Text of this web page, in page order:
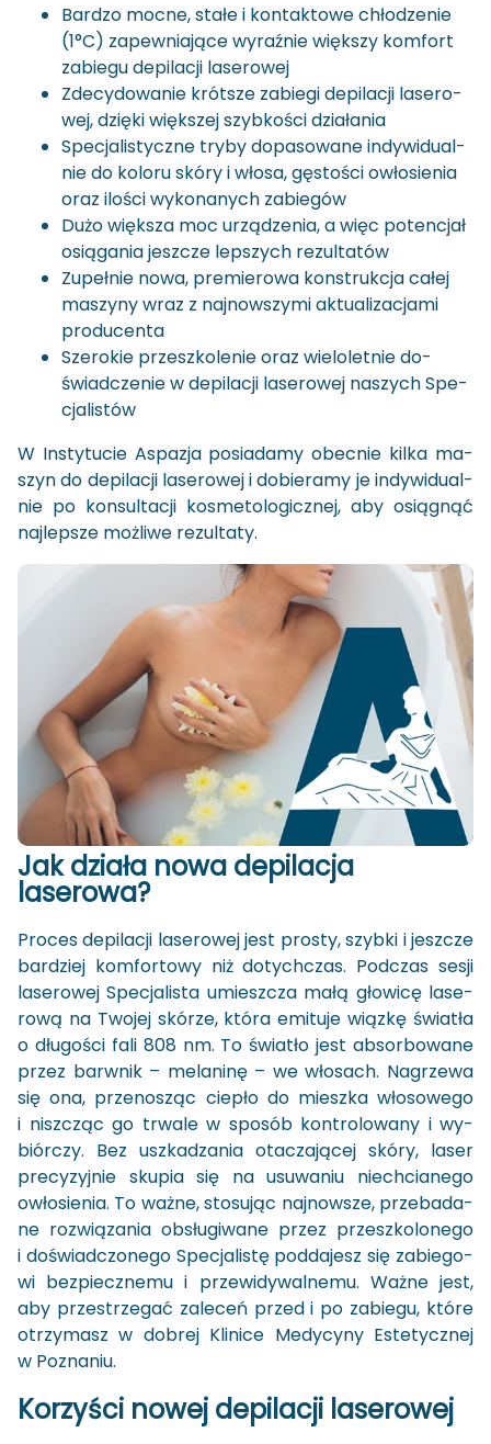
Bar­dzo mocne, stałe i kon­tak­to­we chło­dze­nie
(1°C) za­pew­nia­ją­ce wy­raź­nie więk­szy kom­fort
za­bie­gu de­pi­la­cji la­se­ro­wej
Zde­cy­do­wa­nie krót­sze za­bie­gi de­pi­la­cji la­se­ro­
wej, dzię­ki więk­szej szyb­ko­ści dzia­ła­nia
Spe­cja­li­stycz­ne tryby do­pa­so­wa­ne in­dy­wi­du­al­
nie do ko­lo­ru skóry i włosa, gę­sto­ści owło­sie­nia
oraz ilo­ści wy­ko­na­nych za­bie­gów
Dużo więk­sza moc urzą­dze­nia, a więc po­ten­cjał
osią­ga­nia jesz­cze lep­szych re­zul­ta­tów
Zu­peł­nie nowa, pre­mie­ro­wa kon­struk­cja całej
ma­szy­ny wraz z naj­now­szy­mi ak­tu­ali­za­cja­mi
pro­du­cen­ta
Sze­ro­kie prze­szko­le­nie oraz wie­lo­let­nie do­
świad­cze­nie w de­pi­la­cji la­se­ro­wej na­szych Spe­
cja­li­stów
W In­sty­tu­cie Aspa­zja po­sia­da­my obec­nie kilka ma­
szyn do de­pi­la­cji la­se­ro­wej i do­bie­ra­my je in­dy­wi­du­al­
nie po kon­sul­ta­cji ko­sme­to­lo­gicz­nej, aby osią­gnąć
naj­lep­sze moż­li­we re­zul­ta­ty.
Jak dzia­ła nowa de­pi­la­cja
la­se­ro­wa?
Pro­ces de­pi­la­cji la­se­ro­wej jest pro­sty, szyb­ki i jesz­cze
bar­dziej kom­for­to­wy niż do­tych­czas. Pod­czas sesji
la­se­ro­wej Spe­cja­li­sta umiesz­cza małą gło­wi­cę la­se­
ro­wą na Two­jej skó­rze, która emi­tu­je wiąz­kę świa­tła
o dłu­go­ści fali 808 nm. To świa­tło jest ab­sor­bo­wa­ne
przez barw­nik – me­la­ni­nę – we wło­sach. Na­grze­wa
się ona, prze­no­sząc cie­pło do miesz­ka wło­so­we­go
i nisz­cząc go trwa­le w spo­sób kon­tro­lo­wa­ny i wy­
biór­czy. Bez uszka­dza­nia ota­cza­ją­cej skóry, laser
pre­cy­zyj­nie sku­pia się na usu­wa­niu nie­chcia­ne­go
owło­sie­nia. To ważne, sto­su­jąc naj­now­sze, prze­ba­da­
ne roz­wią­za­nia ob­słu­gi­wa­ne przez prze­szko­lo­ne­go
i do­świad­czo­ne­go Spe­cja­li­stę pod­da­jesz się za­bie­go­
wi bez­piecz­ne­mu i prze­wi­dy­wal­ne­mu. Ważne jest,
aby prze­strze­gać za­le­ceń przed i po za­bie­gu, które
otrzy­masz w do­brej Kli­ni­ce Me­dy­cy­ny Es­te­tycz­nej
w Po­zna­niu.
Ko­rzy­ści nowej de­pi­la­cji la­se­ro­wej